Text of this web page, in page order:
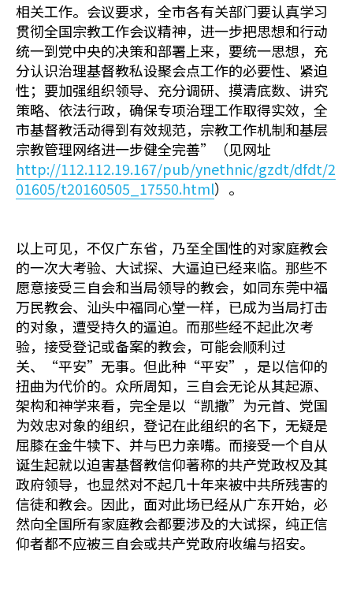
相关工作。会议要求，全市各有关部门要认真学习
贯彻全国宗教工作会议精神，进一步把思想和行动
统一到党中央的决策和部署上来，要统一思想，充
分认识治理基督教私设聚会点工作的必要性、紧迫
性；要加强组织领导、充分调研、摸清底数、讲究
策略、依法行政，确保专项治理工作取得实效，全
市基督教活动得到有效规范，宗教工作机制和基层
宗教管理网络进一步健全完善”（见网址
http://112.112.19.167/pub/ynethnic/gzdt/dfdt/2
01605/t20160505_17550.html）。
以上可见，不仅广东省，乃至全国性的对家庭教会
的一次大考验、大试探、大逼迫已经来临。那些不
愿意接受三自会和当局领导的教会，如同东莞中福
万民教会、汕头中福同心堂一样，已成为当局打击
的对象，遭受持久的逼迫。而那些经不起此次考
验，接受登记或备案的教会，可能会顺利过
关、“平安”无事。但此种“平安”，是以信仰的
扭曲为代价的。众所周知，三自会无论从其起源、
架构和神学来看，完全是以“凯撒”为元首、党国
为效忠对象的组织，登记在此组织的名下，无疑是
屈膝在金牛犊下、并与巴力亲嘴。而接受一个自从
诞生起就以迫害基督教信仰著称的共产党政权及其
政府领导，也显然对不起几十年来被中共所残害的
信徒和教会。因此，面对此场已经从广东开始，必
然向全国所有家庭教会都要涉及的大试探，纯正信
仰者都不应被三自会或共产党政府收编与招安。